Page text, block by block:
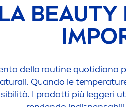
BEAUTY
to della routine quotidiana
i. Quando le
I prodotti più leggeri